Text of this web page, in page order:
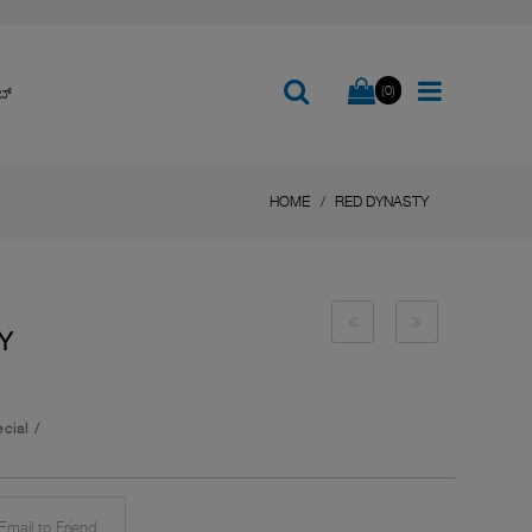
(0)
HOME RED DYNASTY
/
to Friend